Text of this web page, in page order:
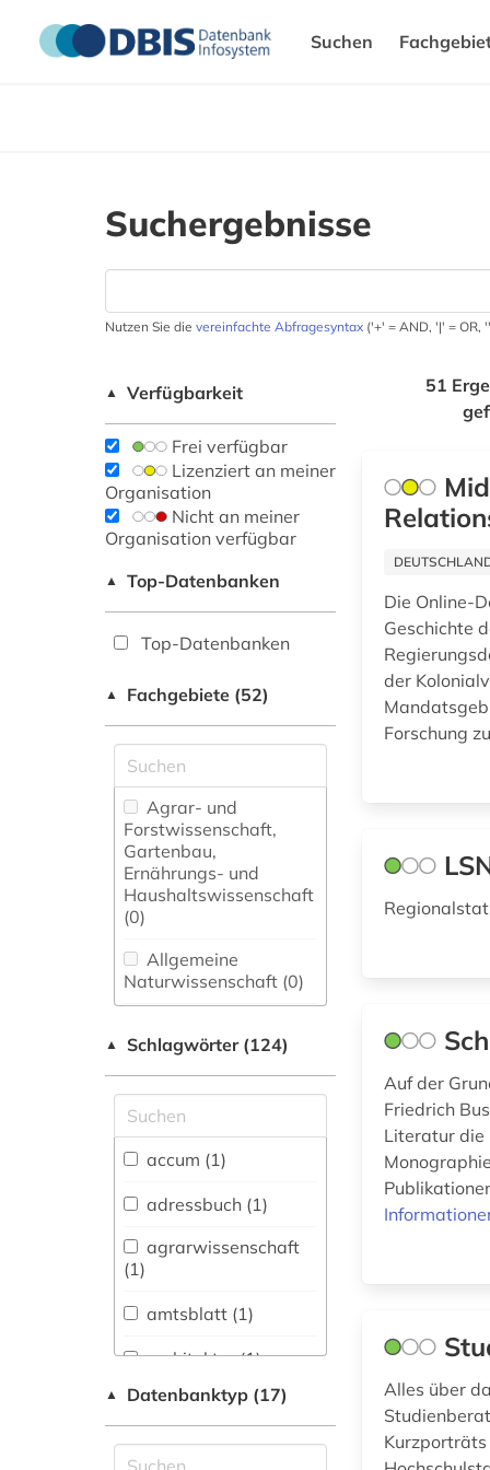
Suchen
Suchergebnisse
Nutzen Sie die vereinfachte Abfragesyntax ('+' = AND, '|' = OR,
▲ Verfügbarkeit
Frei verfügbar
Lizenziert an meiner
Organisation
Nicht an meiner
Organisation verfügbar
▲ Top-Datenbanken
Top-Datenbanken
▲ Fachgebiete (52)
Agrar- und
Forstwissenschaft,
Gartenbau,
Ernährungs- und
Haushaltswissenschaft
(0)
Allgemeine
Naturwissenschaft (0)
fachübergreifende
Allgemeine und
vergleichende Sprach-
und
Literaturwissenschaft.
Indogermanistik.
Außereuropäische
Sprachen und
Literaturen (1)
Anglistik.
Amerikanistik (0)
Vermessungswesen (1)
▲ Schlagwörter (124)
accum (1)
adressbuch (1)
agrarwissenschaft
(1)
amtsblatt (1)
architektur (1)
autograph (1)
banknote (1)
▲ Datenbanktyp (17)
51
Die Online-
Geschichte
der
Forschung
Auf der
Friedrich
Literatur die
Alles über